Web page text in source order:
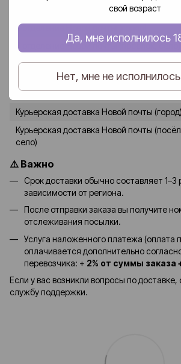
свой возраст
Да, мне исполнилось
Нет, мне не
В отделение Новой почты (город)
В отделение Новой почты (посёлок, село)
В почтомат Новой почты (город)
В почтомат Новой почты (посёлок, село)
Курьерская доставка Новой почты (город)
Курьерская доставка Новой почты
село)
⚠️ Важно
Срок доставки обычно составляет 1–3
зависимости от региона.
После отправки заказа вы получите
отслеживания посылки.
Услуга наложенного платежа (оплата
оплачивается дополнительно
перевозчика: + 2% от суммы заказа
Если у вас возникли вопросы по
службу поддержки.